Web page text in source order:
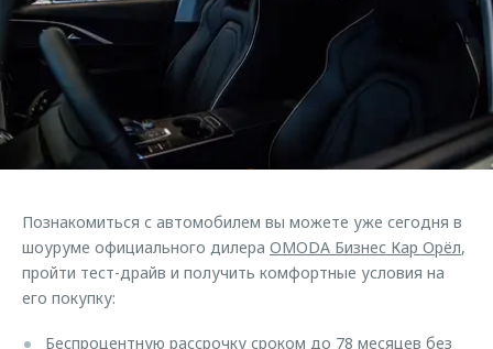
Познакомиться с автомобилем вы можете уже сегодня в
шоуруме официального дилера OMODA Бизнес Кар Орёл,
пройти тест-драйв и получить комфортные условия на
его покупку:
Беспроцентную рассрочку сроком до 78 месяцев без